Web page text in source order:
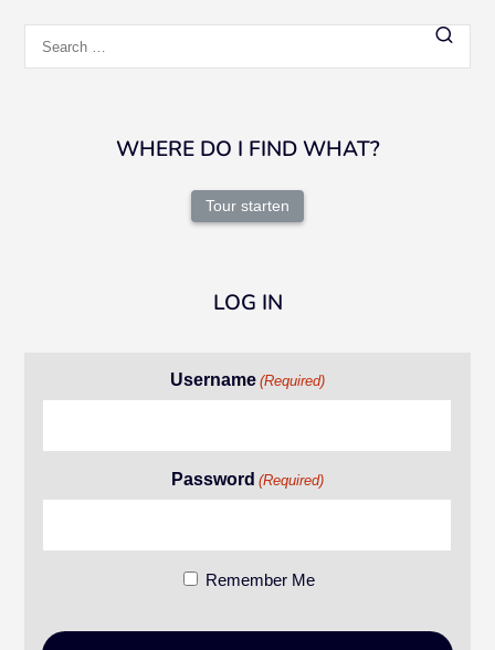
for:
WHERE DO I FIND WHAT?
Tour starten
LOG IN
Username (Required)
Password (Required)
Remember Me